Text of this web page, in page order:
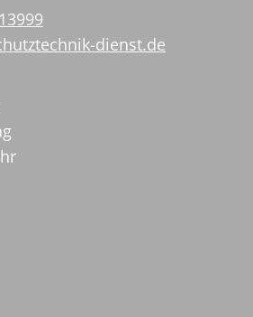
dienst.de